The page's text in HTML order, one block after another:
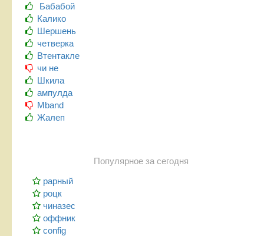
Бабабой
Калико
Шершень
четверка
Втентакле
чи не
Шкила
ампулда
Mband
Жалеп
Популярное за сегодня
рарный
роцк
чиназес
оффник
config